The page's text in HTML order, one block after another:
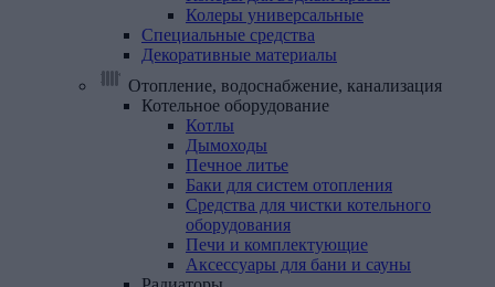
Колеры универсальные
Специальные средства
Декоративные материалы
Отопление, водоснабжение, канализация
Котельное оборудование
Котлы
Дымоходы
Печное литье
Баки для систем отопления
Средства для чистки котельного
оборудования
Печи и комплектующие
Аксессуары для бани и сауны